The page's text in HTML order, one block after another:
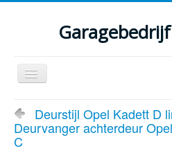
Schakelen
navigatie
Welkom
Klassiekers en
Deurstijl Opel Kadett D
Deurvanger achterdeur
C